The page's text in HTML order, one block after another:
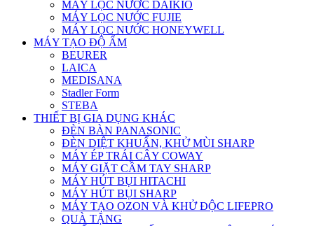
MÁY LỌC NƯỚC DAIKIO
MÁY LỌC NƯỚC FUJIE
MÁY LỌC NƯỚC HONEYWELL
MÁY TẠO ĐỘ ẨM
BEURER
LAICA
MEDISANA
Stadler Form
STEBA
THIẾT BỊ GIA DỤNG KHÁC
ĐÈN BÀN PANASONIC
ĐÈN DIỆT KHUẨN, KHỬ MÙI SHARP
MÁY ÉP TRÁI CÂY COWAY
MÁY GIẶT CẦM TAY SHARP
MÁY HÚT BỤI HITACHI
MÁY HÚT BỤI SHARP
MÁY TẠO OZON VÀ KHỬ ĐỘC LIFEPRO
QUÀ TẶNG